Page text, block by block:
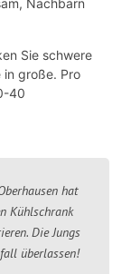
Nachbarn
Sie schwere
in große. Pro
40
hat
Kühlschrank
Die Jungs
überlassen!